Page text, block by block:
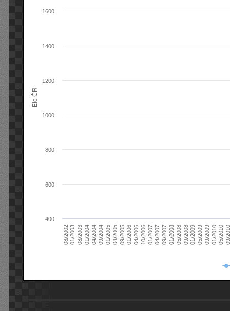
Elo ČR
08/200201/200308/200301/200404/200409/200401/200504/200509/200501/200604/200610/200601/200704/200709/200701/200805/200809/200801/200905/200909/200901/201005/201009/
400
600
800
1000
1200
1400
1600